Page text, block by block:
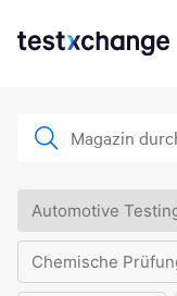
Automotive
Chemische